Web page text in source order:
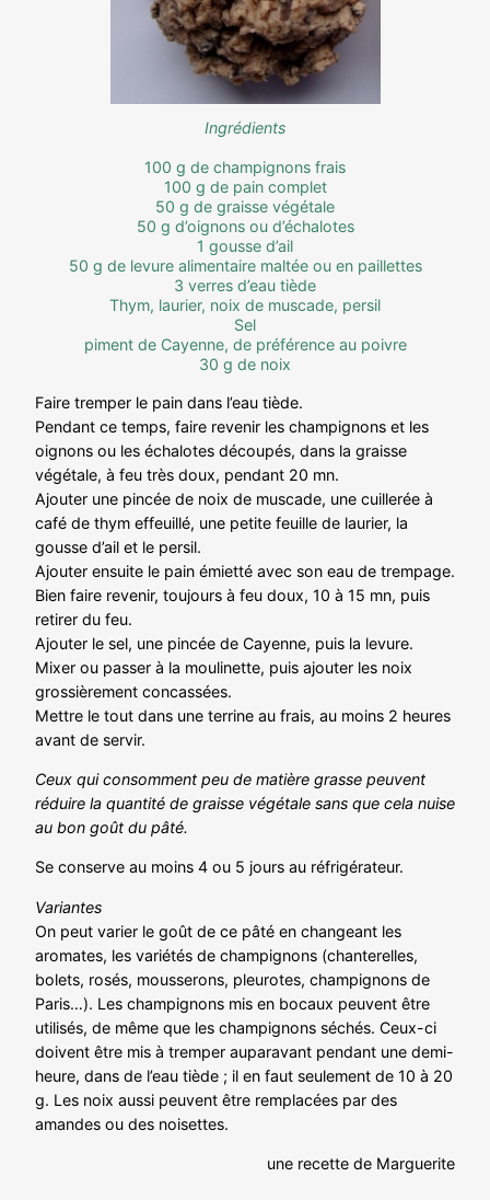
Ingrédients
100 g de champignons frais
100 g de pain complet
50 g de graisse végétale
50 g d’oignons ou d’échalotes
1 gousse d’ail
50 g de levure alimentaire maltée ou en paillettes
3 verres d’eau tiède
Thym, laurier, noix de muscade, persil
Sel
piment de Cayenne, de préférence au poivre
30 g de noix
Faire tremper le pain dans l’eau tiède.
Pendant ce temps, faire revenir les champignons et les
oignons ou les échalotes découpés, dans la graisse
végétale, à feu très doux, pendant 20 mn.
Ajouter une pincée de noix de muscade, une cuillerée à
café de thym effeuillé, une petite feuille de laurier, la
gousse d’ail et le persil.
Ajouter ensuite le pain émietté avec son eau de trempage.
Bien faire revenir, toujours à feu doux, 10 à 15 mn, puis
retirer du feu.
Ajouter le sel, une pincée de Cayenne, puis la levure.
Mixer ou passer à la moulinette, puis ajouter les noix
grossièrement concassées.
Mettre le tout dans une terrine au frais, au moins 2 heures
avant de servir.
Ceux qui consomment peu de matière grasse peuvent
réduire la quantité de graisse végétale sans que cela nuise
au bon goût du pâté.
Se conserve au moins 4 ou 5 jours au réfrigérateur.
Variantes
On peut varier le goût de ce pâté en changeant les
aromates, les variétés de champignons (chanterelles,
bolets, rosés, mousserons, pleurotes, champignons de
Paris…). Les champignons mis en bocaux peuvent être
utilisés, de même que les champignons séchés. Ceux-ci
doivent être mis à tremper auparavant pendant une demi-
heure, dans de l’eau tiède ; il en faut seulement de 10 à 20
g. Les noix aussi peuvent être remplacées par des
amandes ou des noisettes.
une recette de Marguerite